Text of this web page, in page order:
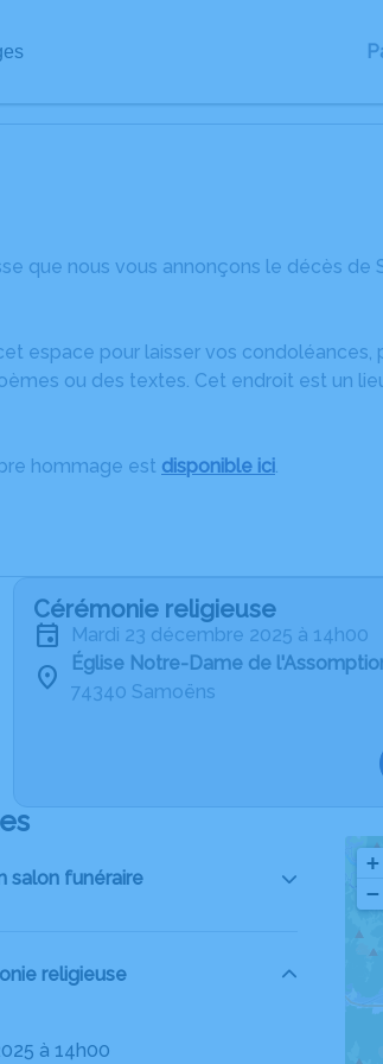
que nous vous annonçons le décès
espace pour laisser vos
ou des textes. Cet endroit est un
hommage est disponible ici.
Cérémonie religieuse
mardi 23 décembre 2025 à 14h00
Église Notre-Dame de
74340 Samoëns
salon funéraire
religieuse
à 14h00
+
−